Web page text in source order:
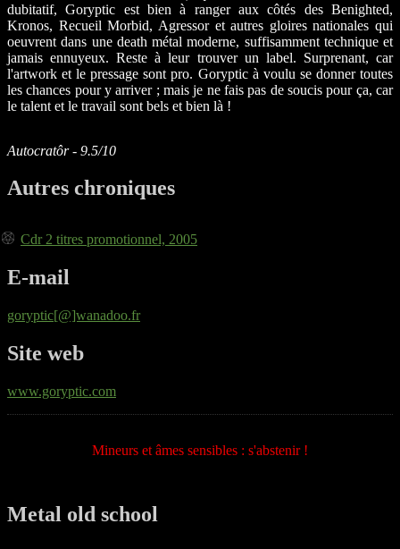
dubitatif, Goryptic est bien à ranger aux côtés des Benighted,
Kronos, Recueil Morbid, Agressor et autres gloires nationales qui
oeuvrent dans une death métal moderne, suffisamment technique et
jamais ennuyeux. Reste à leur trouver un label. Surprenant, car
l'artwork et le pressage sont pro. Goryptic à voulu se donner toutes
les chances pour y arriver ; mais je ne fais pas de soucis pour ça, car
le talent et le travail sont bels et bien là !
Autocratôr - 9.5/10
Autres chroniques
Cdr 2 titres promotionnel, 2005
E-mail
goryptic[@]wanadoo.fr
Site web
www.goryptic.com
Mineurs et âmes sensibles : s'abstenir !
Metal old school